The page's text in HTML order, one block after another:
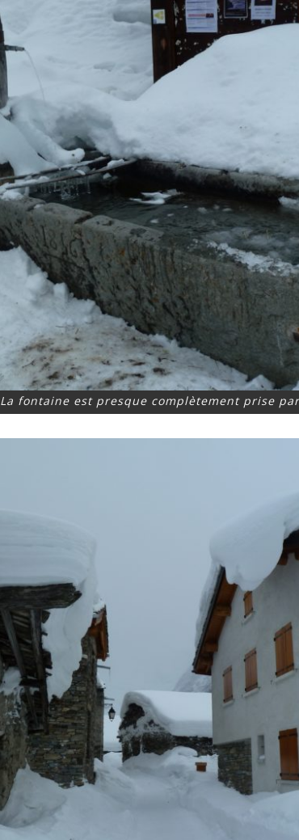
La fontaine est presque complètement prise